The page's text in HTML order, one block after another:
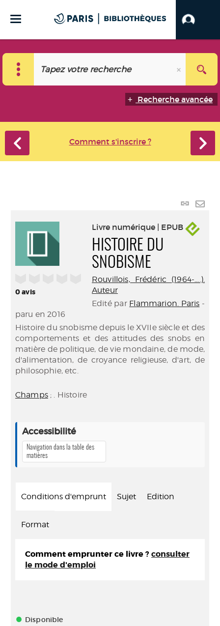
Recherche avancée
Comment s'inscrire ?
Lien
0avis
Livre numérique | EPUB
HISTOIRE DU
SNOBISME
Rouvillois, Frédéric (1964-....).
Auteur
Edité par Flammarion. Paris -
paru en 2016
Histoire du snobisme depuis le XVIIe siècle et des
comportements et des attitudes des snobs en
matière de politique, de vie mondaine, de mode,
d'alimentation, de croyance religieuse, d'art, de
philosophie, etc.
Champs; . Histoire
Accessibilité
Navigation dans la table des
matières
Conditions d'emprunt Sujet Edition
Format
Comment emprunter ce livre ? consulter
le mode d'emploi
Disponible